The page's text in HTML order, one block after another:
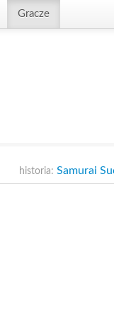
Gracze
historia: Samurai